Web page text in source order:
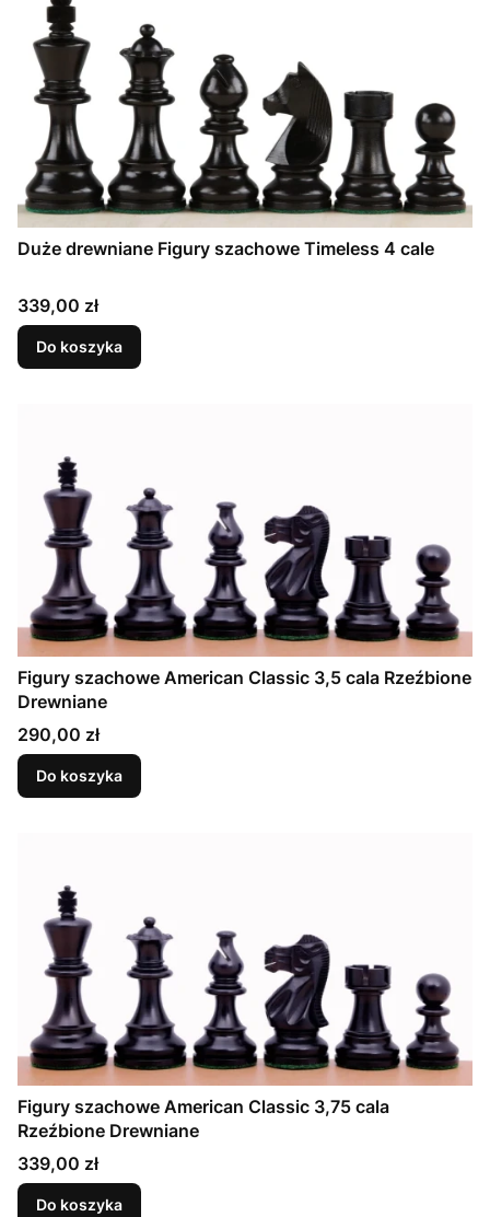
Duże drewniane Figury szachowe Timeless 4 cale
Cena
339,00 zł
Do koszyka
Figury szachowe American Classic 3,5 cala Rzeźbione
Drewniane
Cena
290,00 zł
Do koszyka
Figury szachowe American Classic 3,75 cala
Rzeźbione Drewniane
Cena
339,00 zł
Do koszyka